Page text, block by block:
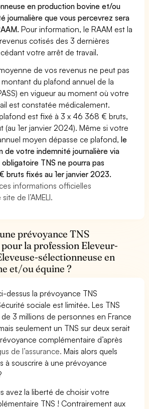
en production bovine et/ou
journalière que vous percevrez sera
Pour information, le RAAM est la
cotisés des 3 dernières
votre arrêt de travail.
de vos revenus ne peut pas
du plafond annuel de la
en vigueur au moment où votre
est constatée médicalement.
est fixé à 3 x 46 368 € bruts,
(au 1er janvier 2024). Même si votre
moyen dépasse ce plafond,le
de votre indemnité journalière via
TNS ne pourra pas
bruts fixés au 1er janvier 2023.
informations officielles
de l’AMELI.
prévoyance TNS
la profession Eleveur-
sélectionneuse en
et/ou équine ?
dessus la prévoyance TNS
sociale est limitée. Les TNS
3 millions de personnes en France
seulement un TNS sur deux serait
complémentaire d’après
de l’assurance. Mais alors quels
à souscrire à une prévoyance
avez la liberté de choisir votre
TNS ! Contrairement aux